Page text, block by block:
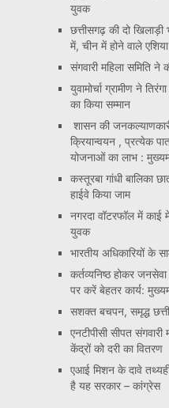
युवक
छत्तीसगढ़ की दो खिलाड़ी
में, चीन में होने वाले
संगवारी महिला समिति ने
युवामोर्चा ग्रामीण ने
का किया सम्मान
शासन की
क्रियान्वयन , प्रत्येक
योजनाओं का लाभ :
कस्तूरबा गांधी बालिका
हाईवे किया जाम
नगरदा वॉटरफॉल में काई
युवक
भारतीय अधिकारियों के
कर्तव्यनिष्ठ होकर
पर करें बेहतर कार्य:
सशक्त बचपन, समृद्ध
एनटीपीसी सीपत संगवारी
केंद्रों को दरी का वितरण
एआई मिशन के दावे
है यह सरकार – कांग्रेस